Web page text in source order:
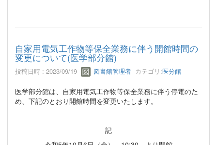
自家用電気工作物等保全業務に伴う開館時間の
変更について(医学部分館)
投稿日時 : 2023/09/19 図書館管理者 カテゴリ:医分館
医学部分館は、自家用電気工作物等保全業務に伴う停電のた
め、下記のとおり開館時間を変更いたします。
記